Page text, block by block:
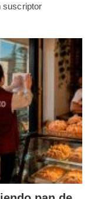
suscriptor